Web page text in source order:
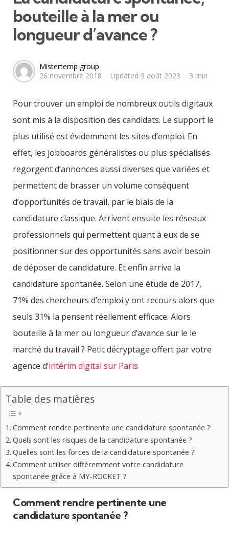
bouteille à la mer ou
longueur d’avance ?
Posted
by
Mistertemp group
26 novembre 2018
Updated 3 août 2023 3 min
Pour trouver un emploi de nombreux outils digitaux
sont mis à la disposition des candidats. Le support le
plus utilisé est évidemment les sites d’emploi. En
effet, les jobboards généralistes ou plus spécialisés
regorgent d’annonces aussi diverses que variées et
permettent de brasser un volume conséquent
d’opportunités de travail, par le biais de la
candidature classique. Arrivent ensuite les réseaux
professionnels qui permettent quant à eux de se
positionner sur des opportunités sans avoir besoin
de déposer de candidature. Et enfin arrive la
candidature spontanée. Selon une étude de 2017,
71% des chercheurs d’emploi y ont recours alors que
seuls 31% la pensent réellement efficace. Alors
bouteille à la mer ou longueur d’avance sur le le
marché du travail ? Petit décryptage offert par votre
agence d’intérim digital sur Paris.
Table des matières
Comment rendre pertinente une candidature spontanée ?
Quels sont les risques de la candidature spontanée ?
Quelles sont les forces de la candidature spontanée ?
Comment utiliser différemment votre candidature
spontanée grâce à MY-ROCKET ?
Comment rendre pertinente une
candidature spontanée ?